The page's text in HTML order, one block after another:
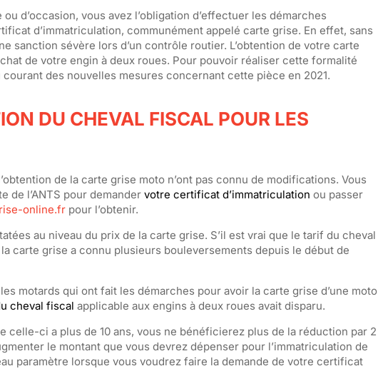
d’occasion, vous avez l’obligation d’effectuer les démarches
d’immatriculation, communément appelé carte grise. En effet, sans
sanction sévère lors d’un contrôle routier. L’obtention de votre carte
de votre engin à deux roues. Pour pouvoir réaliser cette formalité
des nouvelles mesures concernant cette pièce en 2021.
DU CHEVAL FISCAL POUR LES
de la carte grise moto n’ont pas connu de modifications. Vous
de l’ANTS pour demander votre certificat d’immatriculation ou passer
online.frpour l’obtenir.
au niveau du prix de la carte grise. S’il est vrai que le tarif du cheval
carte grise a connu plusieurs bouleversements depuis le début de
motards qui ont fait les démarches pour avoir la carte grise d’une moto
cheval fiscal applicable aux engins à deux roues avait disparu.
celle-ci a plus de 10 ans, vous ne bénéficierez plus de la réduction par 2
le montant que vous devrez dépenser pour l’immatriculation de
paramètre lorsque vous voudrez faire la demande de votre certificat